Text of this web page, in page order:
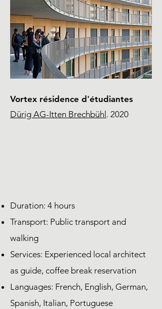
Vortex résidence d'étudiantes
Dürig AG-Itten Brechbühl . 2020
Duration: 4 hours
Transport: Public transport and
walking
Services: Experienced local architect
as guide, coffee break reservation
Languages: French, English, German,
Spanish, Italian, Portuguese